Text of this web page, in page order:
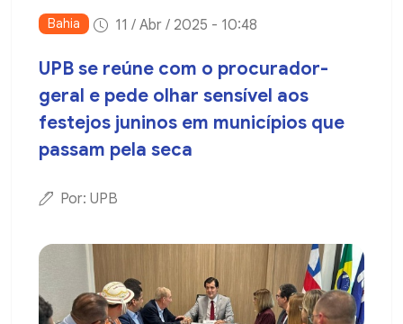
Bahia 11 / Abr / 2025 - 10:48
UPB se reúne com o procurador-
geral e pede olhar sensível aos
festejos juninos em municípios que
passam pela seca
Por: UPB